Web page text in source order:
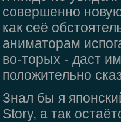
совершенно
как сеё
аниматорам
во-торых - даст
положительно
Знал бы я
Story, а так